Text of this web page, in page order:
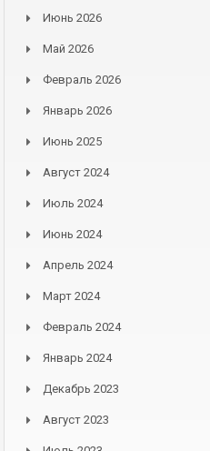
Июнь 2026
Май 2026
Февраль 2026
Январь 2026
Июнь 2025
Август 2024
Июль 2024
Июнь 2024
Апрель 2024
Март 2024
Февраль 2024
Январь 2024
Декабрь 2023
Август 2023